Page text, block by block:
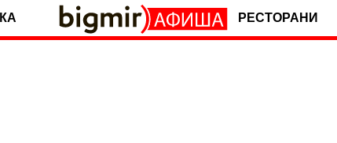
РЕСТОРАНИ